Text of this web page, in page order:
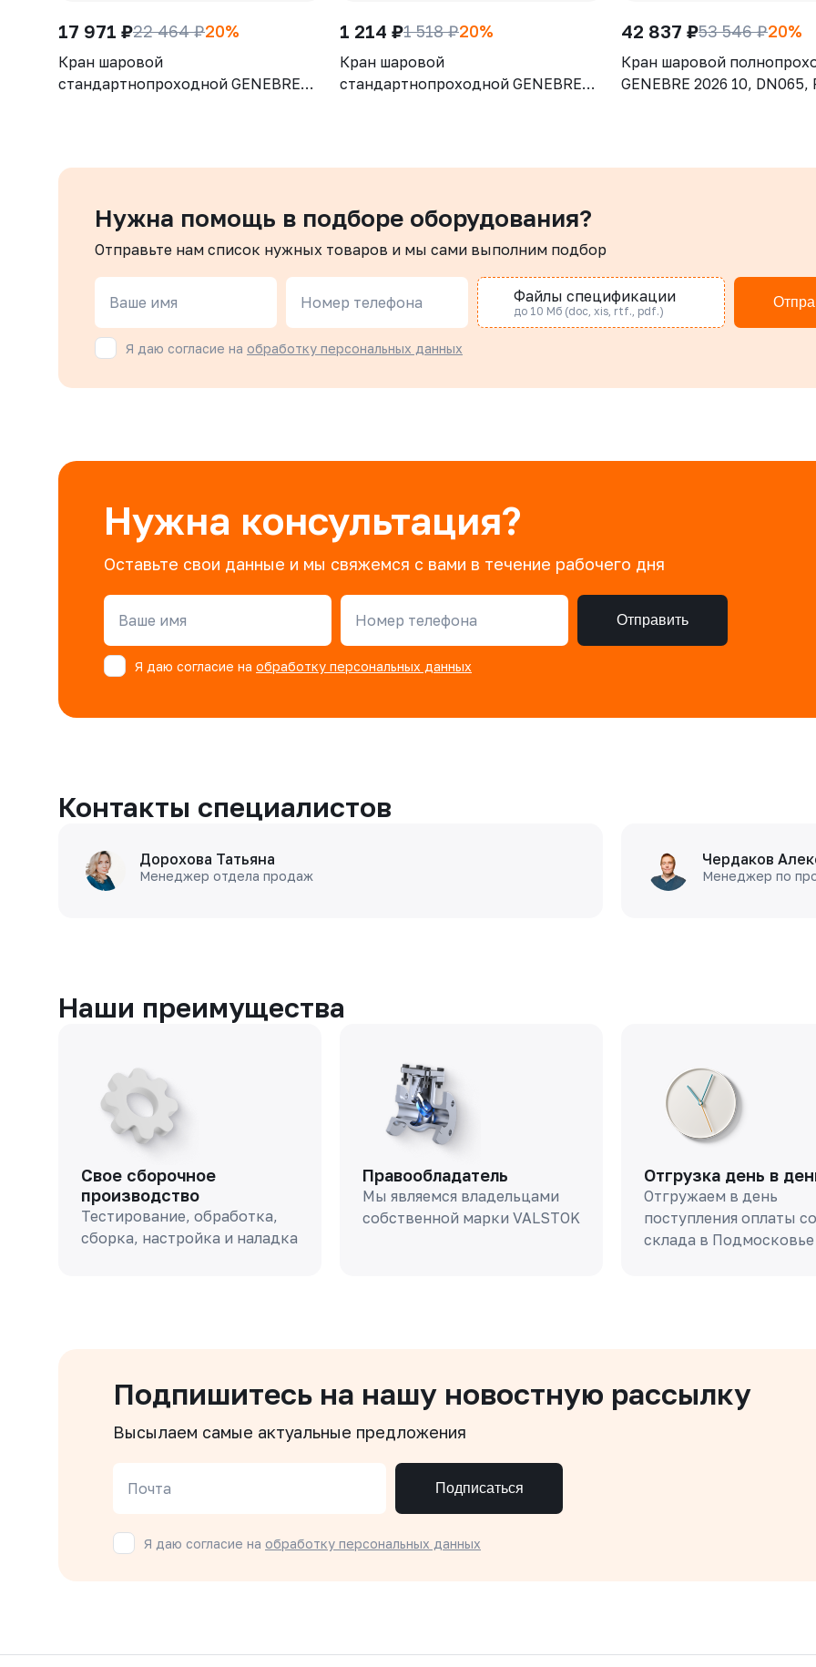
17 971 ₽22 464 ₽20%
Кран шаровой
стандартнопроходной GENEBRE
ВР/ВР, рукоятка-рычаг, резьба
1 214 ₽1 518 ₽20%
Кран шаровой
стандартнопроходной GENEBRE
ВР/ВР, рукоятка-рычаг, резьба
42 837 ₽53 546 ₽20%
Кран шаровой
GENEBRE 2026 10, DN065,
трехсоставной, ISO 5211,
Нужна помощь в подборе оборудования?
Отправьте нам список нужных товаров и мы сами выполним подбор
Ваше имя Номер телефона Файлы спецификации
до 10 Мб (doc, xis, rtf., pdf.)
Я даю согласие на обработку персональных данных
Нужна консультация?
Оставьте свои данные и мы свяжемся с вами в течение рабочего дня
Ваше имя Номер телефона Отправить
Я даю согласие на обработку персональных данных
Контакты специалистов
Дорохова Татьяна
Менеджер отдела продаж
Чердаков
Менеджер по
Наши преимущества
Свое сборочное
производство
Тестирование, обработка,
сборка, настройка и наладка
Правообладатель
Мы являемся владельцами
собственной марки VALSTOK
Отгрузка день в
Отгружаем в день
поступления оплаты со
склада в Подмосковье
Подпишитесь на нашу новостную рассылку
Высылаем самые актуальные предложения
Почта Подписаться
Я даю согласие на обработку персональных данных